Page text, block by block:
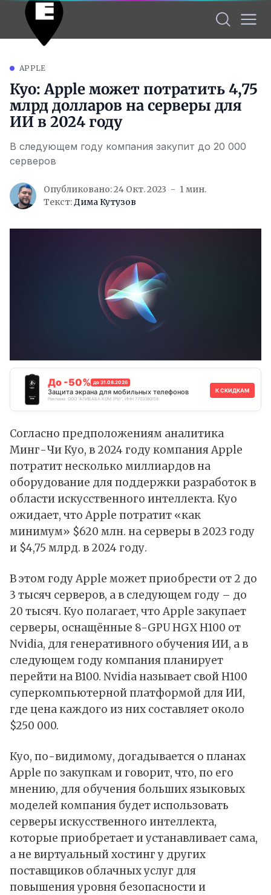
APPLE
Куо: Apple может потратить 4,75
млрд долларов на серверы для
ИИ в 2024 году
В следующем году компания закупит до 20 000
серверов
Опубликовано: 24 Окт. 2023
1 мин.
Текст:Дима Кутузов
До -50% до 31.08.2026
Защита экрана для мобильных телефонов
Реклама. ООО "АЛИБАБА.КОМ (РУ)", ИНН 7703380158
К СКИДКАМ
Согласно предположениям аналитика
Минг-Чи Куо, в 2024 году компания Apple
потратит несколько миллиардов на
оборудование для поддержки разработок в
области искусственного интеллекта. Куо
ожидает, что Apple потратит «как
минимум» $620 млн. на серверы в 2023 году
и $4,75 млрд. в 2024 году.
В этом году Apple может приобрести от 2 до
3 тысяч серверов, а в следующем году – до
20 тысяч. Куо полагает, что Apple закупает
серверы, оснащённые 8-GPU HGX H100 от
Nvidia, для генеративного обучения ИИ, а в
следующем году компания планирует
перейти на B100. Nvidia называет свой H100
суперкомпьютерной платформой для ИИ,
где цена каждого из них составляет около
$250 000.
Куо, по-видимому, догадывается о планах
Apple по закупкам и говорит, что, по его
мнению, для обучения больших языковых
моделей компания будет использовать
серверы искусственного интеллекта,
которые приобретает и устанавливает сама,
а не виртуальный хостинг у других
поставщиков облачных услуг для
повышения уровня безопасности и